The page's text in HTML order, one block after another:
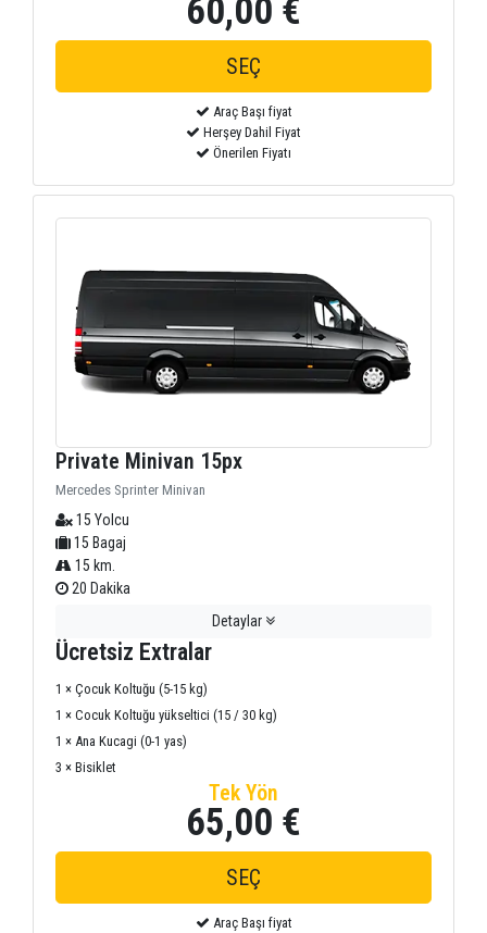
60,00 €
Araç Başı fiyat
Herşey Dahil Fiyat
Önerilen Fiyatı
Private Minivan 15px
Mercedes Sprinter Minivan
15 Yolcu
15 Bagaj
15 km.
20 Dakika
Detaylar
Ücretsiz Extralar
1 × Çocuk Koltuğu (5-15 kg)
1 × Cocuk Koltuğu yükseltici (15 / 30 kg)
1 × Ana Kucagi (0-1 yas)
3 × Bisiklet
Tek Yön
65,00 €
Araç Başı fiyat